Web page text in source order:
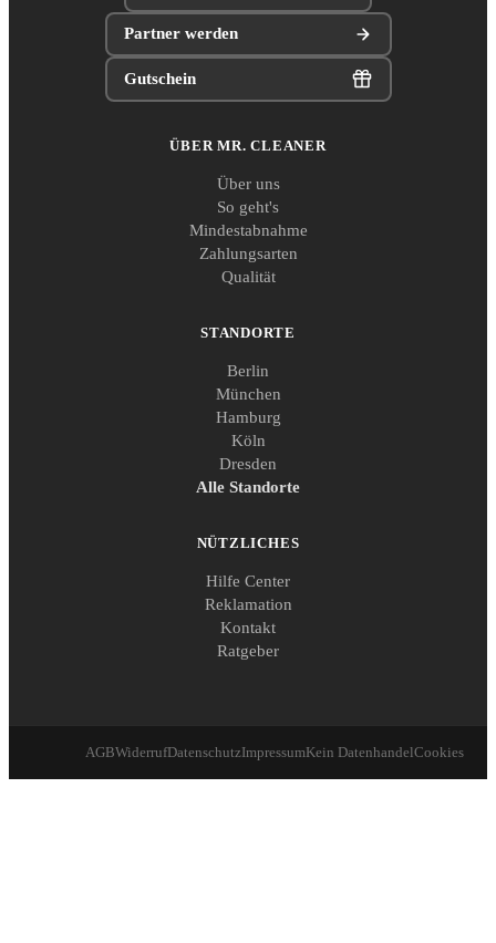
Partner werden
Gutschein
ÜBER MR. CLEANER
Über uns
So geht's
Mindestabnahme
Zahlungsarten
Qualität
STANDORTE
Berlin
München
Hamburg
Köln
Dresden
Alle Standorte
NÜTZLICHES
Hilfe Center
Reklamation
Kontakt
Ratgeber
AGBWiderrufDatenschutzImpressumKein DatenhandelCookies